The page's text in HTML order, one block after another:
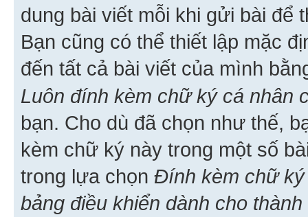
dung bài viết mỗi khi gửi bài để
Bạn cũng có thể thiết lập mặc
đến tất cả bài viết của mình
Luôn đính kèm chữ ký cá nhân
bạn. Cho dù đã chọn như thế,
kèm chữ ký này trong một số
trong lựa chọn Đính kèm chữ
bảng điều khiển dành cho